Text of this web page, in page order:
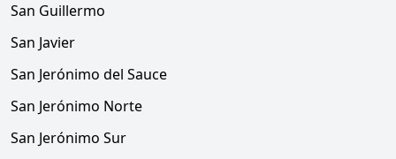
San Guillermo
San Javier
San Jerónimo del Sauce
San Jerónimo Norte
San Jerónimo Sur